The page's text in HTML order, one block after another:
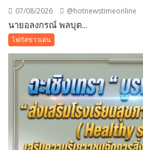
07/08/2026 @hotnewstimeonline
นายอลงกรณ์ พลบุต...
โฟกัสข่าวเด่น